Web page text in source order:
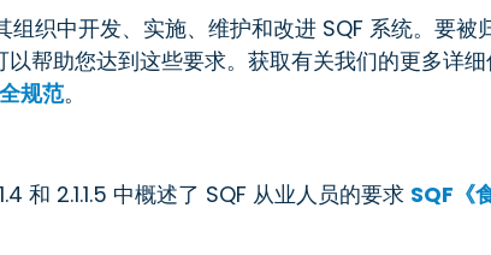
组织中开发、实施、维护和改进 SQF 系统。要被
以帮助您达到这些要求。获取有关我们的更多详
规范。
和 2.1.1.5 中概述了 SQF 从业人员的要求 SQF《